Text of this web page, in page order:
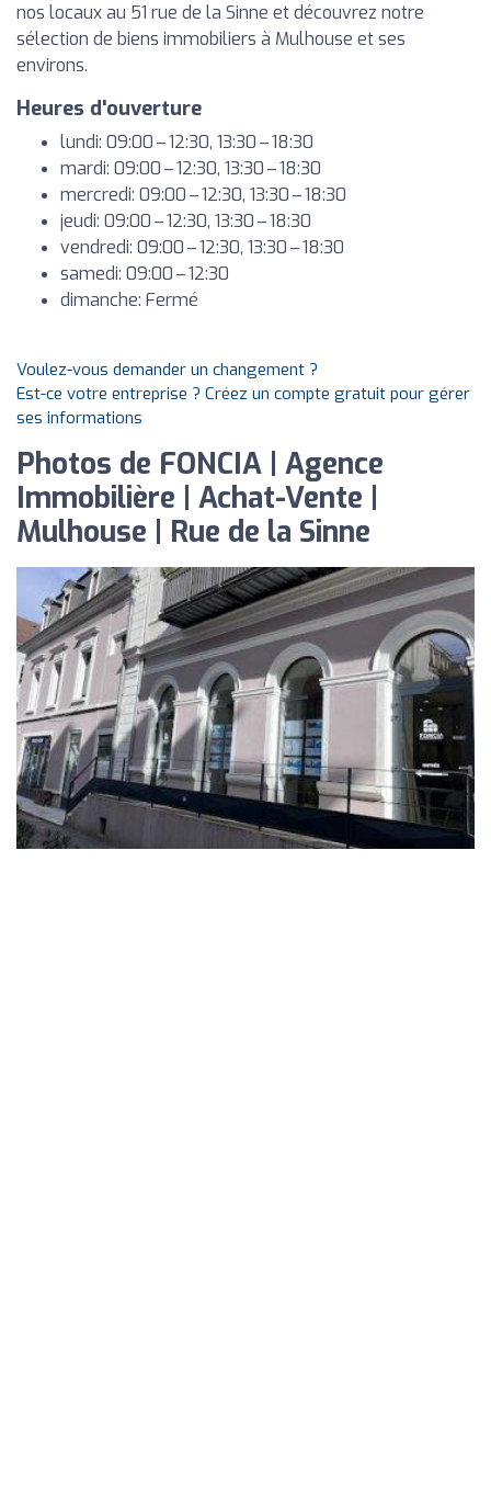
nos locaux au 51 rue de la Sinne et découvrez notre
sélection de biens immobiliers à Mulhouse et ses
environs.
Heures d'ouverture
lundi: 09:00 – 12:30, 13:30 – 18:30
mardi: 09:00 – 12:30, 13:30 – 18:30
mercredi: 09:00 – 12:30, 13:30 – 18:30
jeudi: 09:00 – 12:30, 13:30 – 18:30
vendredi: 09:00 – 12:30, 13:30 – 18:30
samedi: 09:00 – 12:30
dimanche: Fermé
Voulez-vous demander un changement ?
Est-ce votre entreprise ? Créez un compte gratuit pour gérer
ses informations
Photos de FONCIA | Agence
Immobilière | Achat-Vente |
Mulhouse | Rue de la Sinne